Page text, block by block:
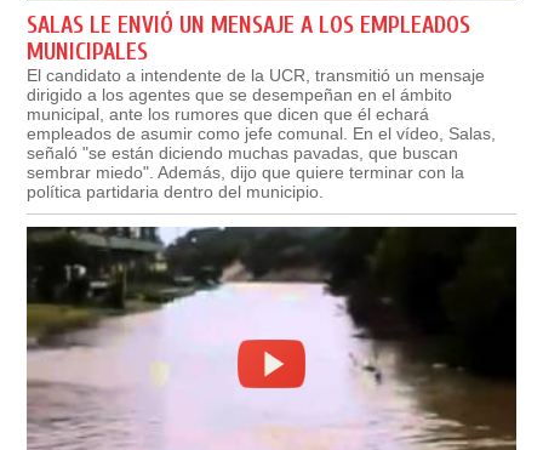
SALAS LE ENVIÓ UN MENSAJE A LOS EMPLEADOS
MUNICIPALES
El candidato a intendente de la UCR, transmitió un mensaje
dirigido a los agentes que se desempeñan en el ámbito
municipal, ante los rumores que dicen que él echará
empleados de asumir como jefe comunal. En el vídeo, Salas,
señaló "se están diciendo muchas pavadas, que buscan
sembrar miedo". Además, dijo que quiere terminar con la
política partidaria dentro del municipio.